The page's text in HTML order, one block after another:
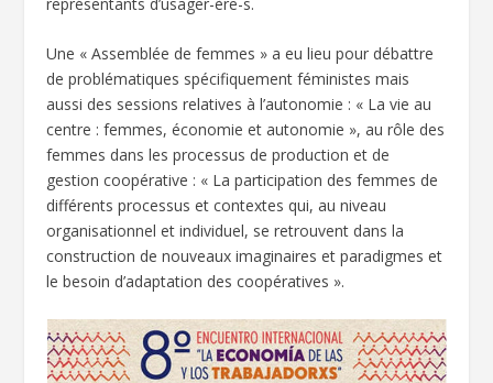
Une « Assemblée de femmes » a eu lieu pour débattre
de problématiques spécifiquement féministes mais
aussi des sessions relatives à l’autonomie : « La vie au
centre : femmes, économie et autonomie », au rôle des
femmes dans les processus de production et de
gestion coopérative : « La participation des femmes de
différents processus et contextes qui, au niveau
organisationnel et individuel, se retrouvent dans la
construction de nouveaux imaginaires et paradigmes et
le besoin d’adaptation des coopératives ».